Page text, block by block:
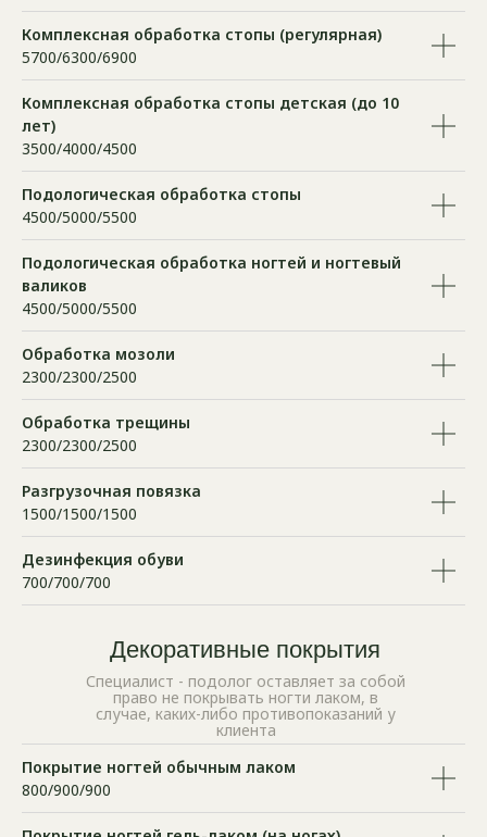
Комплексная обработка стопы (регулярная)
5700/6300/6900
Комплексная обработка стопы детская (до 10
лет)
3500/4000/4500
Подологическая обработка стопы
4500/5000/5500
Подологическая обработка ногтей и ногтевый
валиков
4500/5000/5500
Обработка мозоли
2300/2300/2500
Обработка трещины
2300/2300/2500
Разгрузочная повязка
1500/1500/1500
Дезинфекция обуви
700/700/700
Специалист - подолог оставляет за собой
право не покрывать ногти лаком, в
случае, каких-либо противопоказаний у
клиента
Декоративные покрытия
Покрытие ногтей обычным лаком
800/900/900